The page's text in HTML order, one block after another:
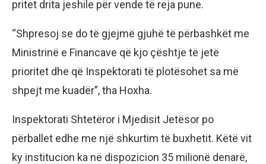
pritet drita jeshile për vende të reja pune.
“Shpresoj se do të gjejmë gjuhë të përbashkët me
Ministrinë e Financave që kjo çështje të jetë
prioritet dhe që Inspektorati të plotësohet sa më
shpejt me kuadër”, tha Hoxha.
Inspektorati Shtetëror i Mjedisit Jetësor po
përballet edhe me një shkurtim të buxhetit. Këtë vit
ky institucion ka në dispozicion 35 milionë denarë,